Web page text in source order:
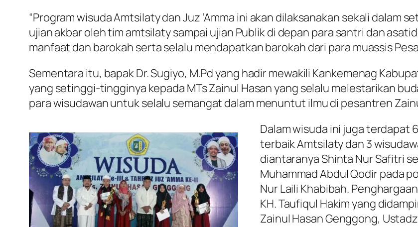
“Program wisuda Amtsilaty dan Juz ‘Amma ini akan dilaksanakan sekali dalam
ujian akbar oleh tim amtsilaty sampai ujian Publik di depan para santri dan
manfaat dan barokah serta selalu mendapatkan barokah dari para muassis
Sementara itu, bapak Dr. Sugiyo, M.Pd yang hadir mewakili Kankemenag
yang setinggi-tingginya kepada MTs Zainul Hasan yang selalu melestarikan
para wisudawan untuk selalu semangat dalam menuntut ilmu di pesantren
Dalam wisuda ini juga terdapat
terbaik Amtsilaty dan 3
diantaranya Shinta Nur Safitri
Muhammad Abdul Qodir pada
Nur Laili Khabibah.
KH. Taufiqul Hakim yang
Zainul Hasan Genggong,